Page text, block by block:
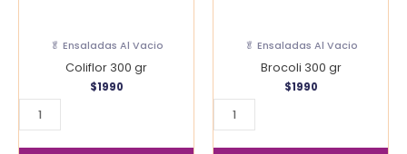
🥬 Ensaladas Al Vacio
Coliflor 300 gr
$1990
🥬 Ensaladas Al Vacio
Brocoli 300 gr
$1990